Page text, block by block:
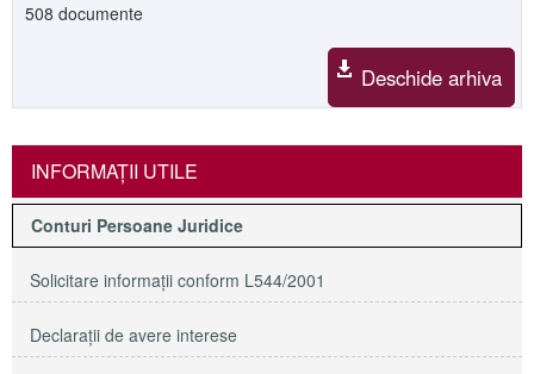
508 documente
Deschide arhiva
INFORMAŢII UTILE
Conturi Persoane Juridice
Solicitare informaţii conform L544/2001
Declaraţii de avere interese